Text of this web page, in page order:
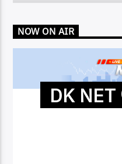
NOW ON AIR
DK NET